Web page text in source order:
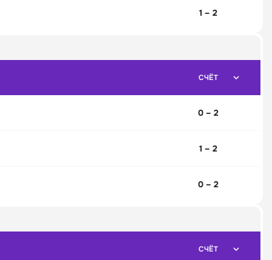
1 – 2
СЧЁТ
0 – 2
1 – 2
0 – 2
СЧЁТ